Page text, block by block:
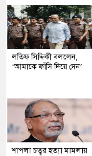
লতিফ সিদ্দিকী বললেন,
‘আমাকে ফাঁসি দিয়ে দেন’
শাপলা চত্বর হত্যা মামলায়